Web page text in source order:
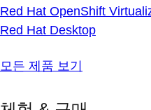
Red Hat OpenShift
Red Hat Desktop
모든 제품 보기